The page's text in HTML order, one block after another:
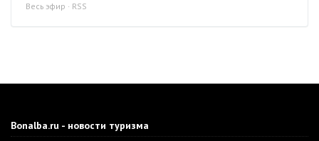
Весь эфир · RSS
Bonalba.ru - новости туризма